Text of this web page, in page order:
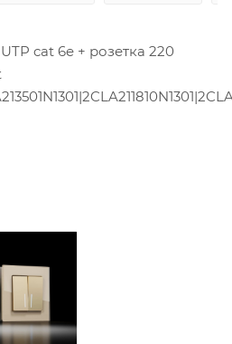
cat 6e + розетка 220